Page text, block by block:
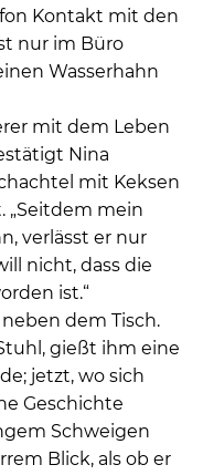
Kontakt mit den
nur im Büro
Wasserhahn
mit dem Leben
Nina
mit Keksen
„Seitdem mein
verlässt er nur
nicht, dass die
ist.“
dem Tisch.
gießt ihm eine
jetzt, wo sich
Geschichte
Schweigen
Blick, als ob er